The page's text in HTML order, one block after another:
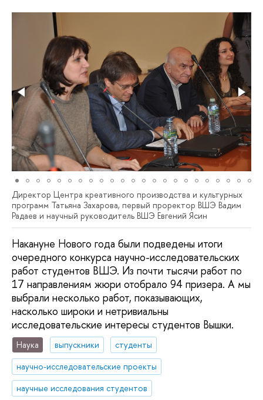
Директор Центра креативного производства и культурных
программ Татьяна Захарова, первый проректор ВШЭ Вадим
Радаев и научный руководитель ВШЭ Евгений Ясин
Накануне Нового года были подведены итоги
очередного конкурса научно-исследовательских
работ студентов ВШЭ. Из почти тысячи работ по
17 направлениям жюри отобрало 94 призера. А мы
выбрали несколько работ, показывающих,
насколько широки и нетривиальны
исследовательские интересы студентов Вышки.
Наука выпускники
студенты
научно-исследовательские проекты
научные исследования студентов